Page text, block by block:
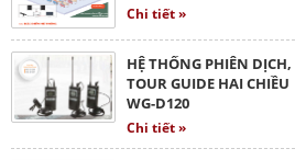
Chi tiết »
HỆ THỐNG PHIÊN DỊCH,
TOUR GUIDE HAI CHIỀU
WG-D120
Chi tiết »